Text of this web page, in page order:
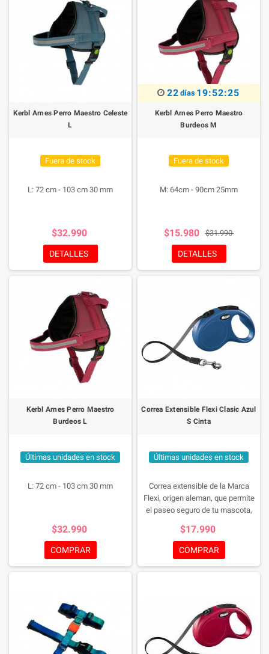
Kerbl Arnes Perro Maestro Celeste
L
Fuera de stock
L: 72 cm - 103 cm 30 mm
$32.990
DETALLES
22 días 19:52:25
Kerbl Arnes Perro Maestro
Burdeos M
Fuera de stock
M: 64cm - 90cm 25mm
$15.980 $31.990
DETALLES
Kerbl Arnes Perro Maestro
Burdeos L
Últimas unidades en stock
L: 72 cm - 103 cm 30 mm
$32.990
COMPRAR
Correa Extensible Flexi Clasic Azul
S Cinta
Últimas unidades en stock
Correa extensible de la Marca
Flexi, origen aleman, que permite
el paseo seguro de tu mascota,
para perros hasta 15 kg. de peso.
$17.990
COMPRAR